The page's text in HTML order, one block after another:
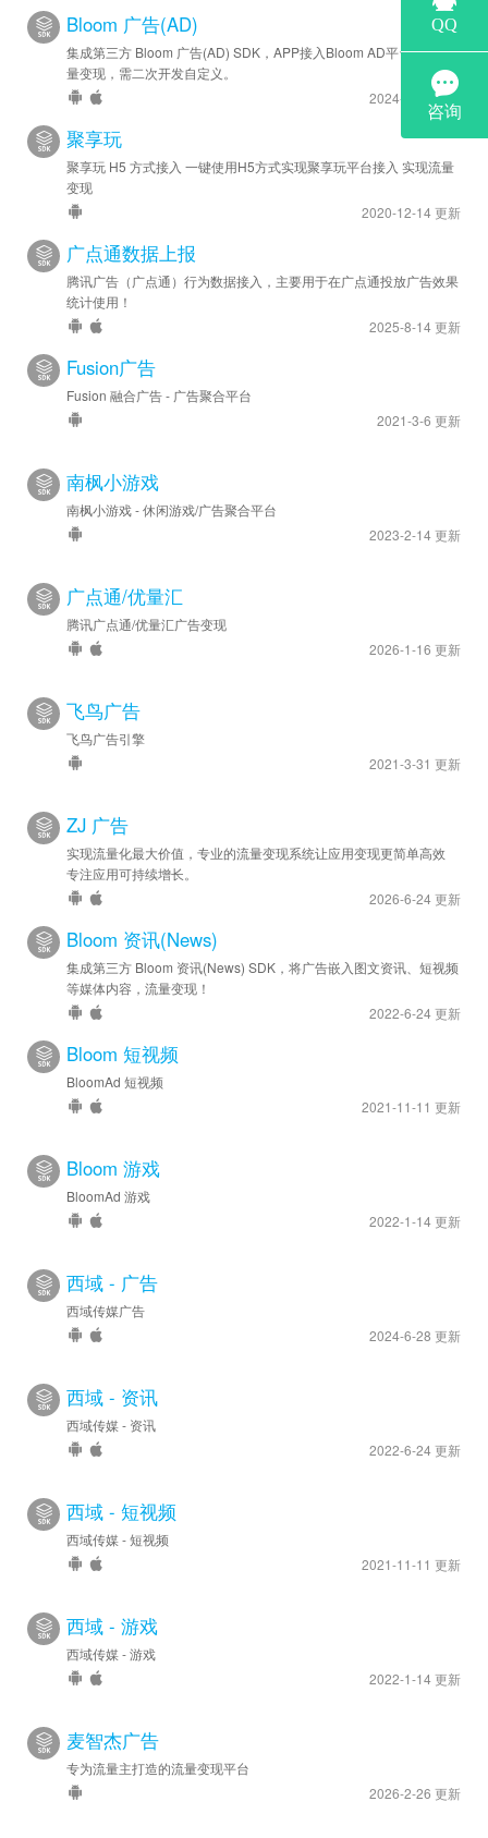
2022-11-23
安卓新增 - 新增接入穿山甲GroMore聚合广告，目前支持穿山
甲、优量汇、百度聚合广告。
Bloom 广告(AD)
集成第三方 Bloom 广告(AD) SDK，APP接入Bloom AD平台实现流
量变现，需二次开发自定义。
2024-6-28 更新
聚享玩
聚享玩 H5 方式接入 一键使用H5方式实现聚享玩平台接入 实现流量
变现
2020-12-14 更新
广点通数据上报
腾讯广告（广点通）行为数据接入，主要用于在广点通投放广告效果
统计使用！
2025-8-14 更新
Fusion广告
Fusion 融合广告 - 广告聚合平台
2021-3-6 更新
南枫小游戏
南枫小游戏 - 休闲游戏/广告聚合平台
2023-2-14 更新
广点通/优量汇
腾讯广点通/优量汇广告变现
2026-1-16 更新
飞鸟广告
飞鸟广告引擎
2021-3-31 更新
ZJ 广告
实现流量化最大价值，专业的流量变现系统让应用变现更简单高效
专注应用可持续增长。
2026-6-24 更新
Bloom 资讯(News)
集成第三方 Bloom 资讯(News) SDK，将广告嵌入图文资讯、短视频
等媒体内容，流量变现！
2022-6-24 更新
Bloom 短视频
BloomAd 短视频
2021-11-11 更新
Bloom 游戏
BloomAd 游戏
2022-1-14 更新
西域 - 广告
西域传媒广告
2024-6-28 更新
西域 - 资讯
西域传媒 - 资讯
2022-6-24 更新
西域 - 短视频
西域传媒 - 短视频
2021-11-11 更新
西域 - 游戏
西域传媒 - 游戏
2022-1-14 更新
麦智杰广告
专为流量主打造的流量变现平台
2026-2-26 更新